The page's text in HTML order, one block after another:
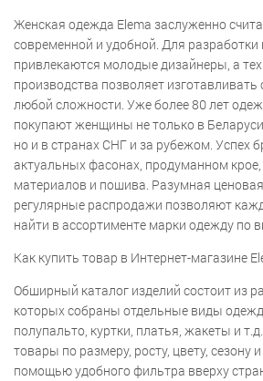
Женская одежда Elema заслуженно
современной и удобной. Для разработки
привлекаются молодые дизайнеры, а
производства позволяет изготавливать
любой сложности. Уже более 80 лет
покупают женщины не только в
но и в странах СНГ и за рубежом. Успех
актуальных фасонах, продуманном
материалов и пошива. Разумная
регулярные распродажи позволяют
найти в ассортименте марки одежду по
Как купить товар в Интернет-магазине
Обширный каталог изделий состоит из
которых собраны отдельные виды
полупальто, куртки, платья, жакеты и
товары по размеру, росту, цвету, сезону
помощью удобного фильтра вверху